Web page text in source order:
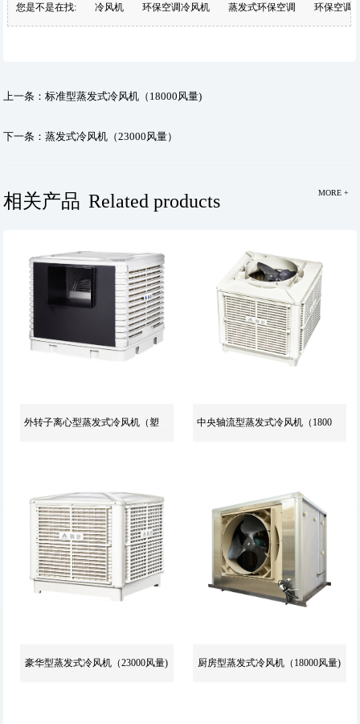
您是不是在找: 冷风机 环保空调冷风机 蒸发式环保空调 环保空调
上一条：标准型蒸发式冷风机（18000风量)
下一条：蒸发式冷风机（23000风量）
相关产品 Related products MORE +
豪华型蒸发式冷风机（23000风量) 厨房型蒸发式冷风机（18000风量)